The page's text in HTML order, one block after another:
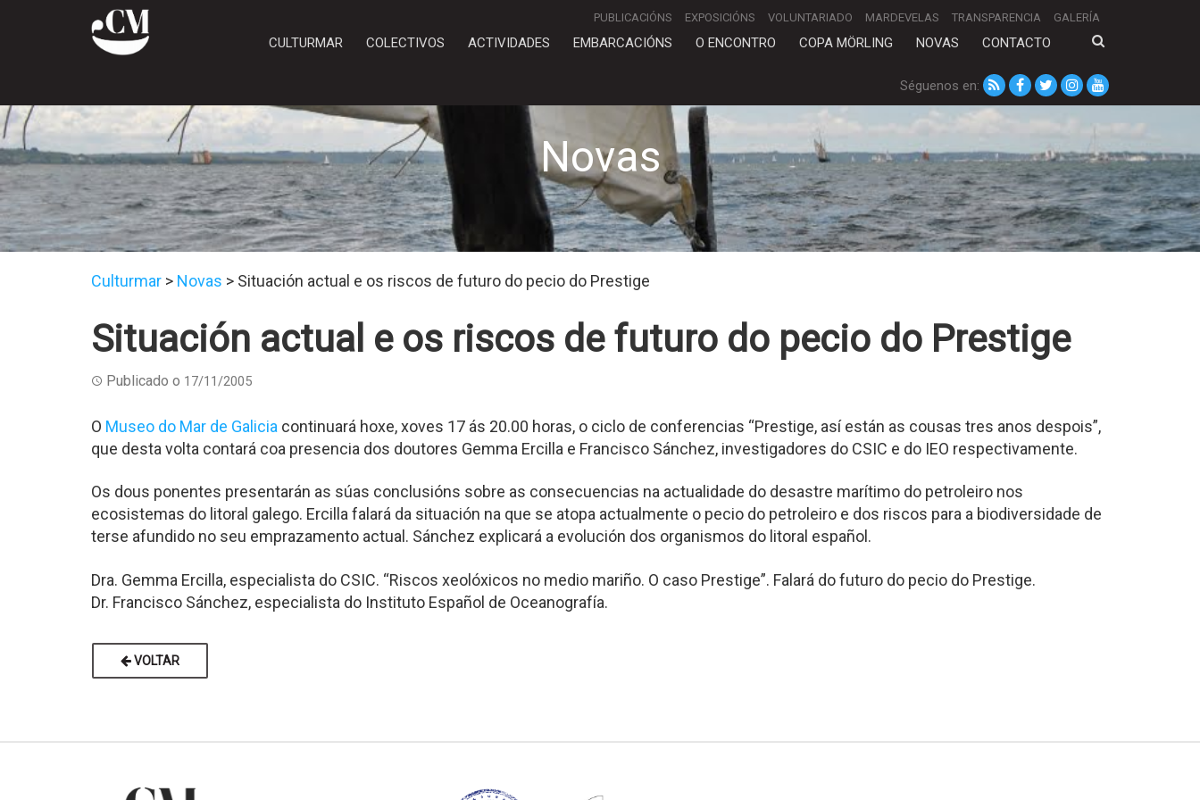
PUBLICACIÓNS EXPOSICIÓNS VOLUNTARIADO MARDEVELAS TRANSPARENCIA GALERÍA
CULTURMAR COLECTIVOS ACTIVIDADES EMBARCACIÓNS O ENCONTRO COPA MÖRLING NOVAS CONTACTO
Séguenos en:
Novas
Culturmar > Novas > Situación actual e os riscos de futuro do pecio do Prestige
Situación actual e os riscos de futuro do pecio do Prestige
Publicado o 17/11/2005
O Museo do Mar de Galicia continuará hoxe, xoves 17 ás 20.00 horas, o ciclo de conferencias “Prestige, así están as cousas tres anos despois”,
que desta volta contará coa presencia dos doutores Gemma Ercilla e Francisco Sánchez, investigadores do CSIC e do IEO respectivamente.
Os dous ponentes presentarán as súas conclusións sobre as consecuencias na actualidade do desastre marítimo do petroleiro nos
ecosistemas do litoral galego. Ercilla falará da situación na que se atopa actualmente o pecio do petroleiro e dos riscos para a biodiversidade de
terse afundido no seu emprazamento actual. Sánchez explicará a evolución dos organismos do litoral español.
Dra. Gemma Ercilla, especialista do CSIC. “Riscos xeolóxicos no medio mariño. O caso Prestige”. Falará do futuro do pecio do Prestige.
Dr. Francisco Sánchez, especialista do Instituto Español de Oceanografía.
VOLTAR